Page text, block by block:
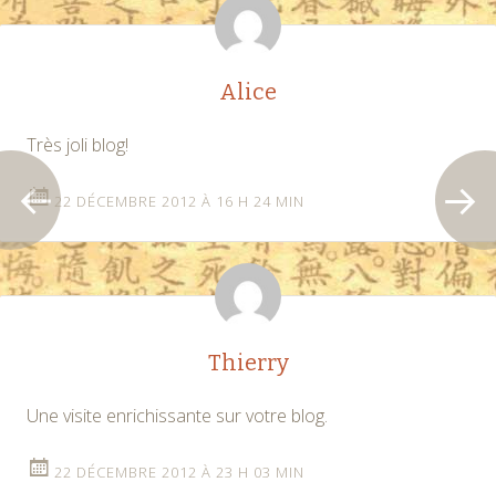
Alice
Très joli blog!
22 DÉCEMBRE 2012 À 16 H 24 MIN
Thierry
Une visite enrichissante sur votre blog.
22 DÉCEMBRE 2012 À 23 H 03 MIN